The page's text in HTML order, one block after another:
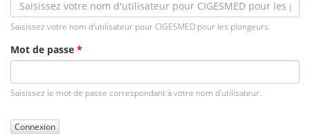
Saisissez votre nom d'utilisateur pour CIGESMED pour les plongeurs.
Mot de passe *
Saisissez le mot de passe correspondant à votre nom d'utilisateur.
Connexion